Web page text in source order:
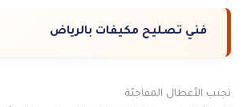
فني تصليح مكيفات بالرياض
تجنب الأعطال المفاجئة